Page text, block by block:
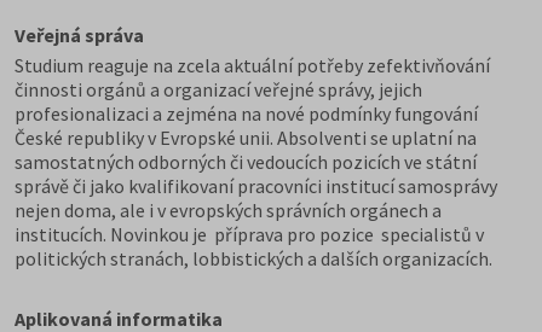
Veřejná správa
Studium reaguje na zcela aktuální potřeby zefektivňování
činnosti orgánů a organizací veřejné správy, jejich
profesionalizaci a zejména na nové podmínky fungování
České republiky v Evropské unii. Absolventi se uplatní na
samostatných odborných či vedoucích pozicích ve státní
správě či jako kvalifikovaní pracovníci institucí samosprávy
nejen doma, ale i v evropských správních orgánech a
institucích. Novinkou je příprava pro pozice specialistů v
politických stranách, lobbistických a dalších organizacích.
Aplikovaná informatika